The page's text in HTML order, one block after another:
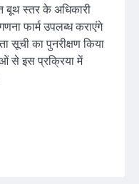
बूथ स्तर के अधिकारी
फार्म उपलब्ध कराएंगे
सूची का पुनरीक्षण किया
से इस प्रक्रिया में